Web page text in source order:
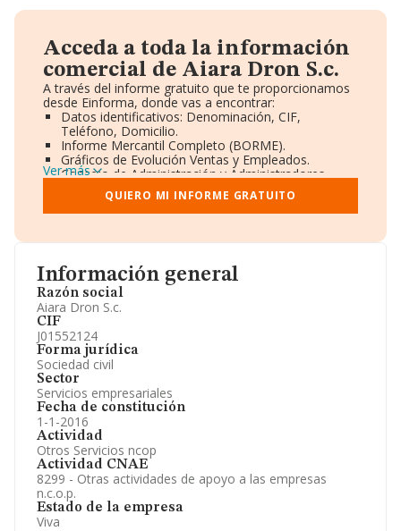
Información general
Razón social
Aiara Dron S.c.
CIF
J01552124
Forma jurídica
Sociedad civil
Sector
Servicios empresariales
Fecha de constitución
1-1-2016
Actividad
Otros Servicios ncop
Actividad CNAE
8299 - Otras actividades de apoyo a las empresas
n.c.o.p.
Estado de la empresa
Viva
Acceda a toda la información
comercial de Aiara Dron S.c.
A través del informe gratuito que te proporcionamos
desde Einforma, donde vas a encontrar:
Datos identificativos: Denominación, CIF,
Teléfono, Domicilio.
Informe Mercantil Completo (BORME).
Gráficos de Evolución Ventas y Empleados.
Consejo de Administración y Administradores.
Directivos y Ejecutivos.
Accionistas.
Participaciones y Vinculaciones en otras empresas.
Información oficial y registral complementaria.
Ver más
QUIERO MI INFORME GRATUITO